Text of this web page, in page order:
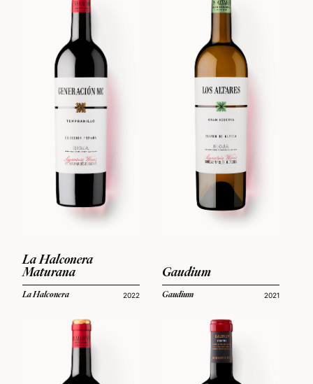
La Halconera
Maturana
La Halconera 2022
Gaudium
Gaudium 2021